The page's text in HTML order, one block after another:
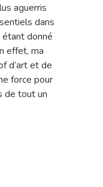
aguerris
dans
donné
effet, ma
d’art et de
force pour
de tout un